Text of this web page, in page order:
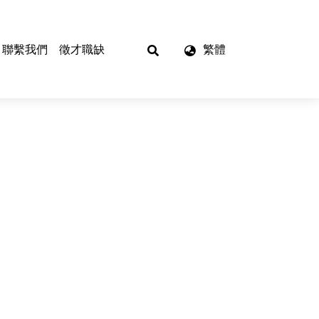
繁體
聯繫我們 徵才職缺